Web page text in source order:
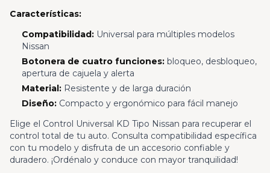
Características:
Compatibilidad:Universal para múltiples modelos
Nissan
Botonera de cuatro funciones:bloqueo, desbloqueo,
apertura de cajuela y alerta
Material:Resistente y de larga duración
Diseño:Compacto y ergonómico para fácil manejo
Elige el Control Universal KD Tipo Nissan para recuperar el
control total de tu auto. Consulta compatibilidad específica
con tu modelo y disfruta de un accesorio confiable y
duradero. ¡Ordénalo y conduce con mayor tranquilidad!